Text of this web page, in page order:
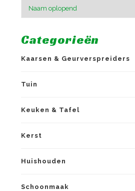
Categorieën
Kaarsen & Geurverspreiders
Tuin
Keuken & Tafel
Kerst
Huishouden
Schoonmaak